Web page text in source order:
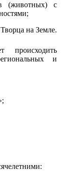
(животных) с
на Земле.
происходить
и